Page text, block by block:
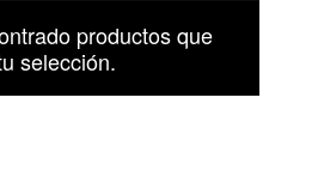
productos que
selección.